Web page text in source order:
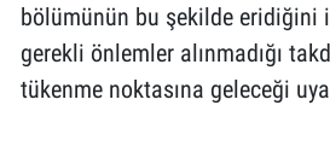
bölümünün bu şekilde eridiğini
gerekli önlemler alınmadığı
tükenme noktasına geleceği